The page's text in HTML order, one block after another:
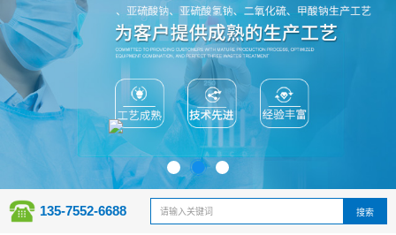
135-7552-6688